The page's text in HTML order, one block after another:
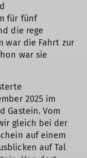
für fünf
die rege
war die Fahrt zur
war sie
2025 im
Gastein. Vom
gleich bei der
auf einem
auf Tal